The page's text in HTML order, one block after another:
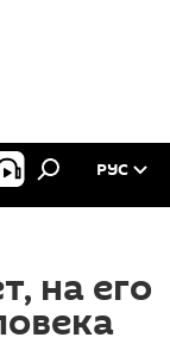
РУС
на его